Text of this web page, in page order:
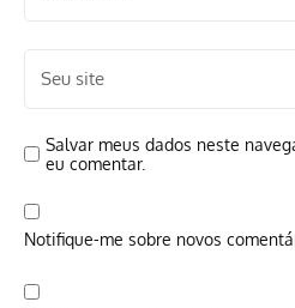
Salvar meus dados neste
eu comentar.
Notifique-me sobre novos